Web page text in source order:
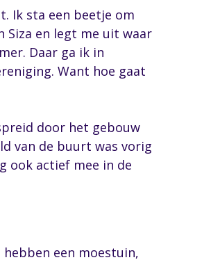
Ik sta een beetje om
Siza en legt me uit waar
Daar ga ik in
Want hoe gaat
door het gebouw
van de buurt was vorig
ook actief mee in de
hebben een moestuin,